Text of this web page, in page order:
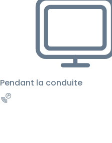
Pendant la conduite